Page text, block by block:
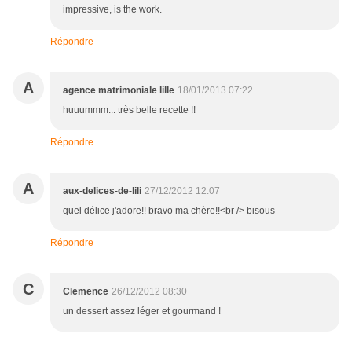
impressive, is the work.
Répondre
A agence matrimoniale lille 18/01/2013 07:22
huuummm... très belle recette !!
Répondre
A aux-delices-de-lili 27/12/2012 12:07
quel délice j'adore!! bravo ma chère!!<br /> bisous
Répondre
C Clemence 26/12/2012 08:30
un dessert assez léger et gourmand !